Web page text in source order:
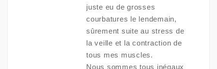
juste eu de grosses
courbatures le lendemain,
sûrement suite au stress de
la veille et la contraction de
tous mes muscles.
Nous sommes tous inégaux